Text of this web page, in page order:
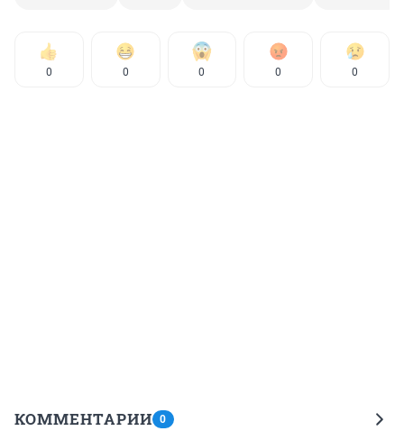
0 0 0 0 0
КОММЕНТАРИИ 0